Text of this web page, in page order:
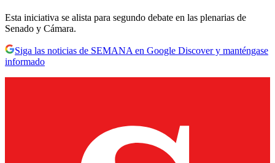
Esta iniciativa se alista para segundo debate en las plenarias de
Senado y Cámara.
Siga las noticias de SEMANA en Google Discover y manténgase
informado